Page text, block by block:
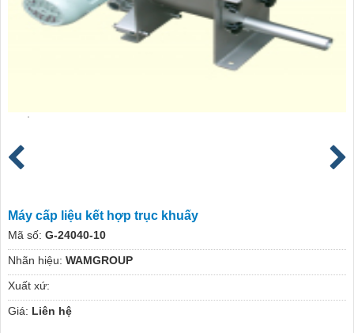
Máy cấp liệu kết hợp trục khuấy
Mã số: G-24040-10
Nhãn hiệu: WAMGROUP
Xuất xứ:
Giá: Liên hệ